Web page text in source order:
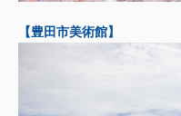
【豊田市美術館】